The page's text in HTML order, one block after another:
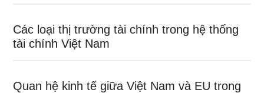
Các loại thị trường tài chính trong hệ thống
tài chính Việt Nam
Quan hệ kinh tế giữa Việt Nam và EU trong